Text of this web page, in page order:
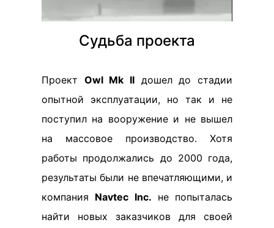
Судьба проекта
Проект Owl Mk II дошел до стадии
опытной эксплуатации, но так и не
поступил на вооружение и не вышел
на массовое производство. Хотя
работы продолжались до 2000 года,
результаты были не впечатляющими, и
компания Navtec Inc. не попыталась
найти новых заказчиков для своей